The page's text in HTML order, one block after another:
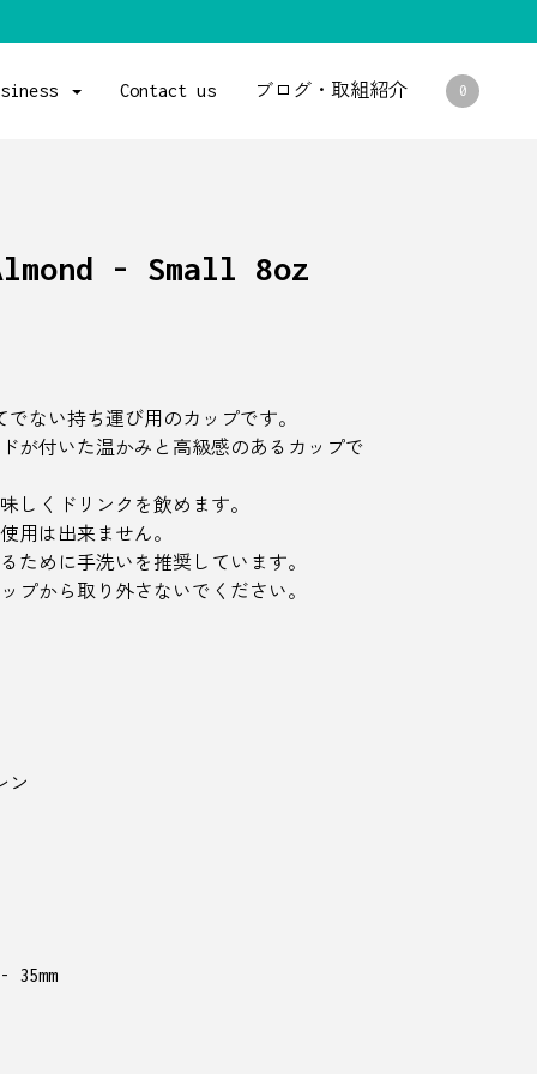
Contact us ブログ・取組紹介 0
- Small 8oz
でない持ち運び用のカップです。
が付いた温かみと高級感のあるカップで
しくドリンクを飲めます。
用は出来ません。
ために手洗いを推奨しています。
プから取り外さないでください。
ン